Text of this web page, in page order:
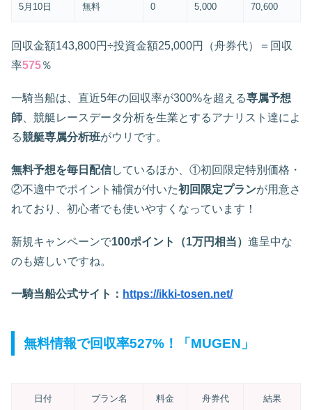
5月10日 無料 0 5,000 70,600
回収金額143,800円÷投資金額25,000円（舟券代）＝回収
率575％
一騎当船は、直近5年の回収率が300%を超える専属予想
師 、競艇レースデータ分析を生業とするアナリスト達によ
る競艇専属分析班がウリです。
無料予想を毎日配信しているほか、①初回限定特別価格・
②不適中でポイント補償が付いた初回限定プランが用意さ
れており、初心者でも使いやすくなっています！
新規キャンペーンで100ポイント（1万円相当） 進呈中な
のも嬉しいですね。
一騎当船公式サイト： https://ikki-tosen.net/
無料情報で回収率527%！「MUGEN」
日付 プラン名 料金 舟券代 結果